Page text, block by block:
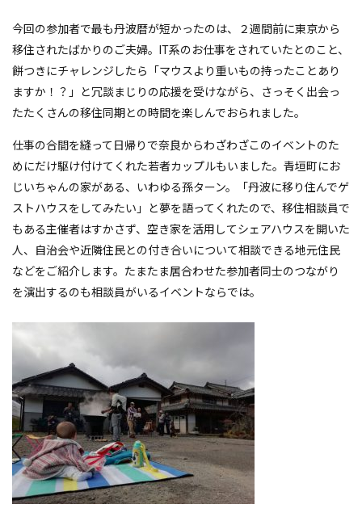
今回の参加者で最も丹波暦が短かったのは、２週間前に東京から
移住されたばかりのご夫婦。IT系のお仕事をされていたとのこと、
餅つきにチャレンジしたら「マウスより重いもの持ったことあり
ますか！？」と冗談まじりの応援を受けながら、さっそく出会っ
たたくさんの移住同期との時間を楽しんでおられました。
仕事の合間を縫って日帰りで奈良からわざわざこのイベントのた
めにだけ駆け付けてくれた若者カップルもいました。青垣町にお
じいちゃんの家がある、いわゆる孫ターン。「丹波に移り住んでゲ
ストハウスをしてみたい」と夢を語ってくれたので、移住相談員で
もある主催者はすかさず、空き家を活用してシェアハウスを開いた
人、自治会や近隣住民との付き合いについて相談できる地元住民
などをご紹介します。たまたま居合わせた参加者同士のつながり
を演出するのも相談員がいるイベントならでは。